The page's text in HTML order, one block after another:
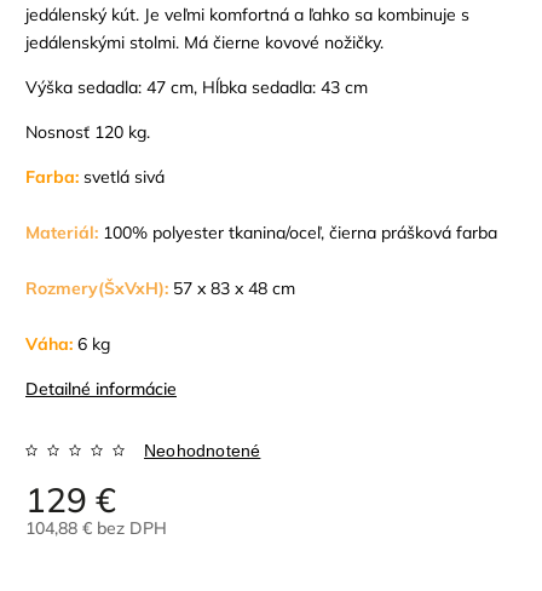
jedálenský kút. Je veľmi komfortná a ľahko sa kombinuje s
jedálenskými stolmi. Má čierne kovové nožičky.
Výška sedadla: 47 cm, Hĺbka sedadla: 43 cm
Nosnosť 120 kg.
Farba: svetlá sivá
Materiál: 100% polyester tkanina/oceľ, čierna prášková farba
Rozmery(ŠxVxH): 57 x 83 x 48 cm
Váha: 6 kg
Detailné informácie
Neohodnotené
129 €
104,88 € bez DPH